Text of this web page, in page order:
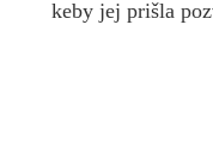
keby jej prišla